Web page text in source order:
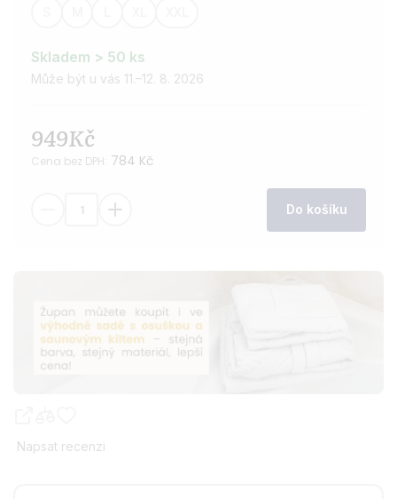
Skladem > 50 ks
Může být u vás 11.–12. 8. 2026
949Kč
Cena bez DPH: 784 Kč
Do košíku
Napsat recenzi